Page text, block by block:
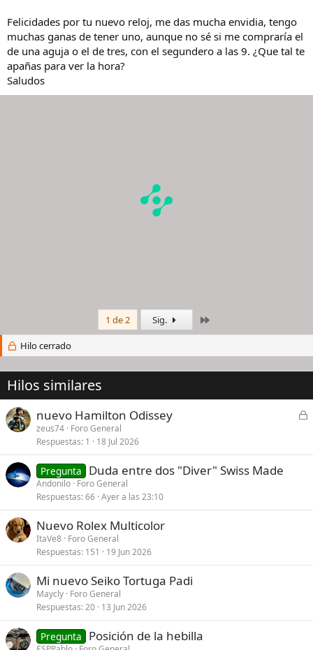
Felicidades por tu nuevo reloj, me das mucha envidia, tengo
muchas ganas de tener uno, aunque no sé si me compraría el
de una aguja o el de tres, con el segundero a las 9. ¿Que tal te
apañas para ver la hora?
Saludos
1 de 2 Sig.
Hilo cerrado
Hilos similares
C
r
nuevo Hamilton Odissey
zeus74 Foro General
Respuestas 1 18 Jul 2026
Pregunta Duda entre dos "Diver" Swiss Made
Andonilo Foro General
Respuestas 66 Ayer a las 23:10
Nuevo Rolex Multicolor
ItaVe8 Foro General
Respuestas 151 19 Jun 2026
Mi nuevo Seiko Tortuga Padi
Maycly Foro General
Respuestas 20 13 Jun 2026
Pregunta Posición de la hebilla